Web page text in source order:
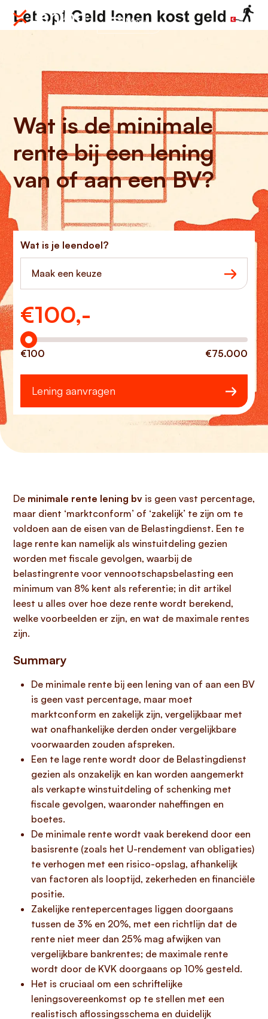
Menu
Wat is de minimale
rente bij een lening
van of aan een BV?
Wat is je leendoel?
Maak een keuze
€100,-
Hoeveel wilt u lenen?
€100 €75.000
Lening aanvragen
De minimale rente lening bv is geen vast percentage,
maar dient ‘marktconform’ of ‘zakelijk’ te zijn om te
voldoen aan de eisen van de Belastingdienst. Een te
lage rente kan namelijk als winstuitdeling gezien
worden met fiscale gevolgen, waarbij de
belastingrente voor vennootschapsbelasting een
minimum van 8% kent als referentie; in dit artikel
leest u alles over hoe deze rente wordt berekend,
welke voorbeelden er zijn, en wat de maximale rentes
zijn.
Summary
De minimale rente bij een lening van of aan een BV
is geen vast percentage, maar moet
marktconform en zakelijk zijn, vergelijkbaar met
wat onafhankelijke derden onder vergelijkbare
voorwaarden zouden afspreken.
Een te lage rente wordt door de Belastingdienst
gezien als onzakelijk en kan worden aangemerkt
als verkapte winstuitdeling of schenking met
fiscale gevolgen, waaronder naheffingen en
boetes.
De minimale rente wordt vaak berekend door een
basisrente (zoals het U-rendement van obligaties)
te verhogen met een risico-opslag, afhankelijk
van factoren als looptijd, zekerheden en financiële
positie.
Zakelijke rentepercentages liggen doorgaans
tussen de 3% en 20%, met een richtlijn dat de
rente niet meer dan 25% mag afwijken van
vergelijkbare bankrentes; de maximale rente
wordt door de KVK doorgaans op 10% gesteld.
Het is cruciaal om een schriftelijke
leningsovereenkomst op te stellen met een
realistisch aflossingsschema en duidelijk